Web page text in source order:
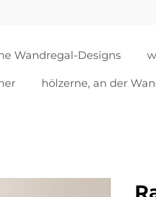
Wandregal-Designs
hölzerne, an der